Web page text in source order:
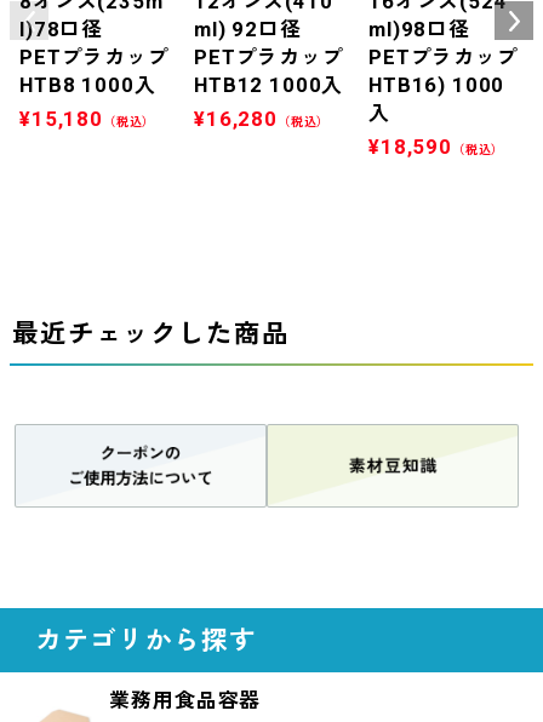
l)78口径
PETプラカップ
HTB8 1000入
¥15,180 （税込）
ml) 92口径
PETプラカップ
HTB12 1000入
¥16,280 （税込）
ml)98口径
PETプラカップ
HTB16) 1000
入
¥18,590 （税込）
最近チェックした商品
カテゴリから探す
業務用食品容器